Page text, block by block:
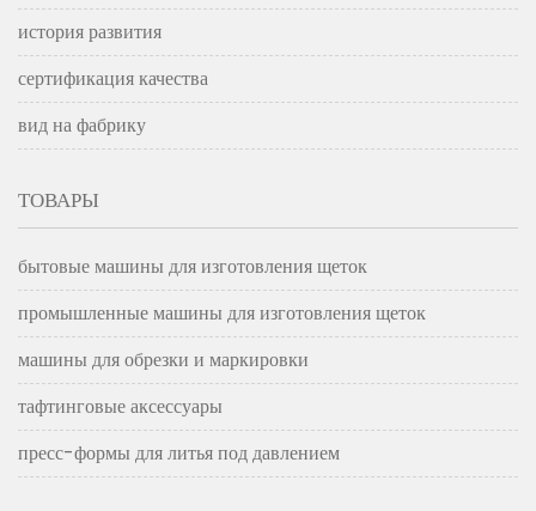
история развития
сертификация качества
вид на фабрику
ТОВАРЫ
бытовые машины для изготовления щеток
промышленные машины для изготовления щеток
машины для обрезки и маркировки
тафтинговые аксессуары
пресс-формы для литья под давлением